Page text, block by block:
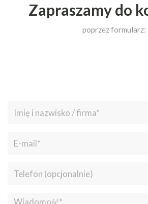
Zapraszamy do
poprzez formularz: